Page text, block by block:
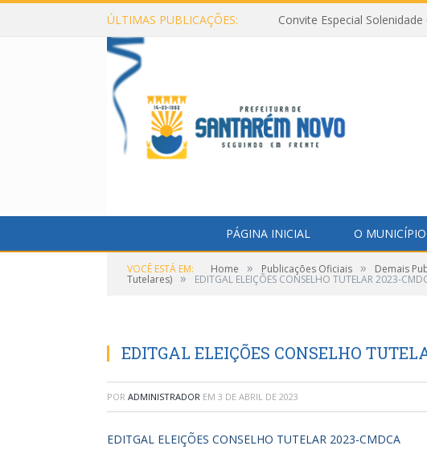
ÚLTIMAS PUBLICAÇÕES: Convite Especial Solenidade
PÁGINA INICIAL O MUNICÍPIO
VOCÊ ESTÁ EM: Home » Publicações Oficiais » Demais
Tutelares) » EDITGAL ELEIÇÕES CONSELHO TUTELAR 2023-
EDITGAL ELEIÇÕES CONSELHO
POR ADMINISTRADOR EM 3 DE ABRIL DE 2023
EDITGAL ELEIÇÕES CONSELHO TUTELAR 2023-CMDCA